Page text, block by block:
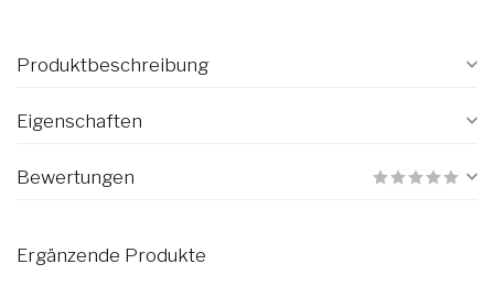
Produktbeschreibung
Eigenschaften
Bewertungen
Ergänzende Produkte